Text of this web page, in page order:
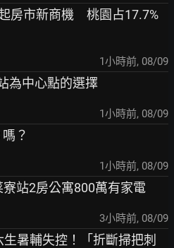
房市新商機 桃園占17.7%
1小時前, 08/09
為中心點的選擇
1小時前, 08/09
？
1小時前, 08/09
站2房公寓800萬有家電
3小時前, 08/09
生暑輔失控！「折斷掃把刺